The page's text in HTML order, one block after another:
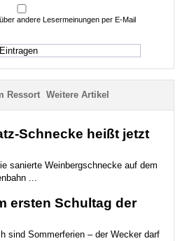
andere Lesermeinungen per E-Mail
Weitere Artikel
Schnecke heißt jetzt
sanierte Weinbergschnecke auf dem
...
ersten Schultag der
sind Sommerferien – der Wecker darf